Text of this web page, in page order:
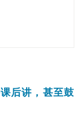
后讲，甚至鼓